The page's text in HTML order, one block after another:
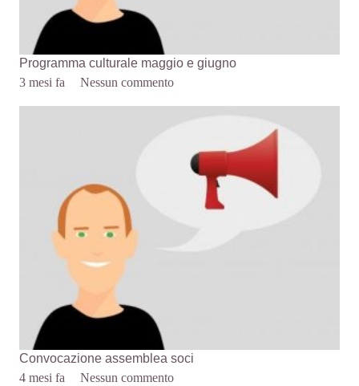
Programma culturale maggio e giugno
3 mesi fa
Nessun commento
Convocazione assemblea soci
4 mesi fa
Nessun commento